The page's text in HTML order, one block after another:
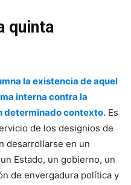
quinta
la existencia de aquel
interna contra la
determinado contexto. Es
de los designios de
desarrollarse en un
Estado, un gobierno, un
de envergadura política y